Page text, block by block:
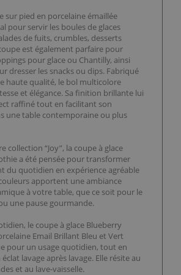
sur pied en porcelaine émaillée
pour servir les boules de glaces
de fuits, crumbles, desserts
est également parfaire pour
pour glace ou Chantilly, ainsi
dresser les snacks ou dips. Fabriqué
haute qualité, le bol multicolore
et élégance. Sa finition brillante lui
raffiné tout en facilitant son
une table contemporaine ou plus
collection “Joy”, la coupe à glace
a été pensée pour transformer
du quotidien en expérience agréable
apportent une ambiance
à votre table, que ce soit pour le
une pause gourmande.
le coupe à glace Blueberry
Email Brillant Bleu et Vert
pour un usage quotidien, tout en
lavage après lavage. Elle résite au
et au lave-vaisselle.